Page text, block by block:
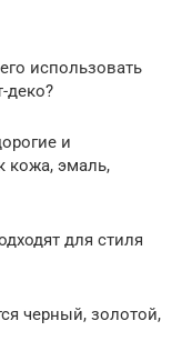
использовать
деко?
и
кожа, эмаль,
для стиля
черный, золотой,